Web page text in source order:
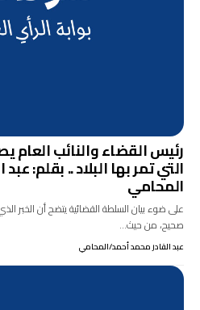
رئيس القضاء والنائب العام
التي تمر بها البلاد .. بقلم:
المحامي
على ضوء بيان السلطة القضائية يتضح أن الخبر
صحيح، من حيث…
عبد القادر محمد أحمد/المحامي